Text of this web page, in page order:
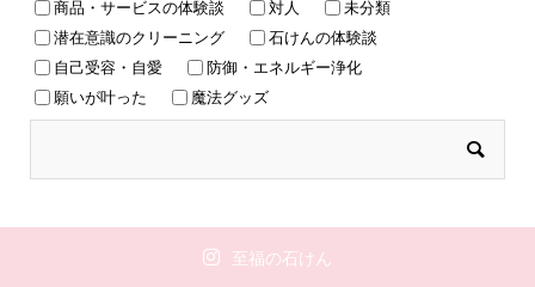
商品・サービスの体験談
対人
未分類
潜在意識のクリーニング
石けんの体験談
自己受容・自愛
防御・エネルギー浄化
願いが叶った
魔法グッズ
至福の石けん